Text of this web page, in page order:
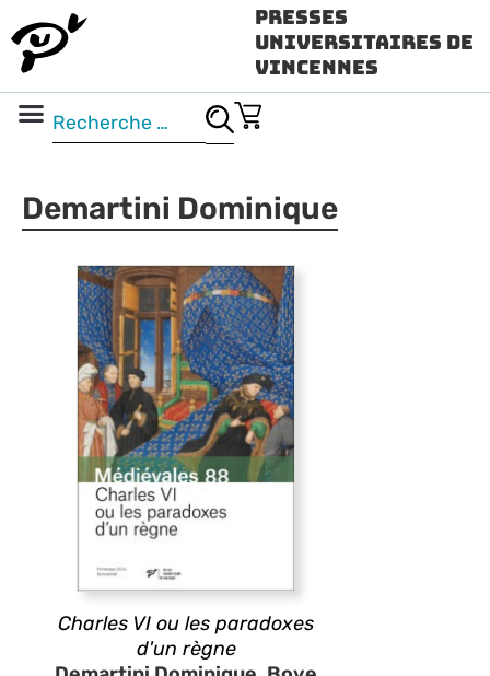
Presses
Universitaires de
Vincennes
Demartini Dominique
Charles VI ou les paradoxes
d'un règne